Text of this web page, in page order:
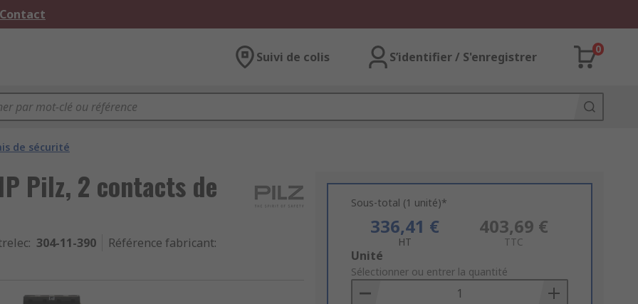
Suivi de colis S’identifier / S'enregistrer
0
de sécurité
Pilz, 2 contacts de
: 304-11-390 Référence fabricant:
Sous-total (1 unité)*
336,41 €
HT
403,69 €
TTC
Add
to
Basket
Unité
Sélectionner ou entrer la quantité